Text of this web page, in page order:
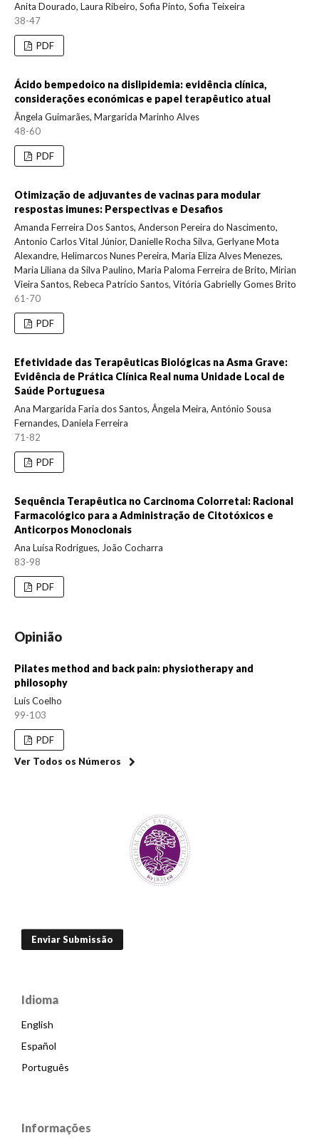
Anita Dourado, Laura Ribeiro, Sofia Pinto, Sofia Teixeira
38-47
PDF
Ácido bempedoico na dislipidemia: evidência clínica,
considerações económicas e papel terapêutico atual
Ângela Guimarães, Margarida Marinho Alves
48-60
PDF
Otimização de adjuvantes de vacinas para modular
respostas imunes: Perspectivas e Desafios
Amanda Ferreira Dos Santos, Anderson Pereira do Nascimento,
Antonio Carlos Vital Júnior, Danielle Rocha Silva, Gerlyane Mota
Alexandre, Helimarcos Nunes Pereira, Maria Eliza Alves Menezes,
Maria Liliana da Silva Paulino, Maria Paloma Ferreira de Brito, Mirian
Vieira Santos, Rebeca Patrício Santos, Vitória Gabrielly Gomes Brito
61-70
PDF
Efetividade das Terapêuticas Biológicas na Asma Grave:
Evidência de Prática Clínica Real numa Unidade Local de
Saúde Portuguesa
Ana Margarida Faria dos Santos, Ângela Meira, António Sousa
Fernandes, Daniela Ferreira
71-82
PDF
Sequência Terapêutica no Carcinoma Colorretal: Racional
Farmacológico para a Administração de Citotóxicos e
Anticorpos Monoclonais
Ana Luísa Rodrigues, João Cocharra
83-98
PDF
Opinião
Pilates method and back pain: physiotherapy and
philosophy
Luís Coelho
99-103
PDF
Ver Todos os Números
Enviar Submissão
Idioma
English
Español
Português
Informações